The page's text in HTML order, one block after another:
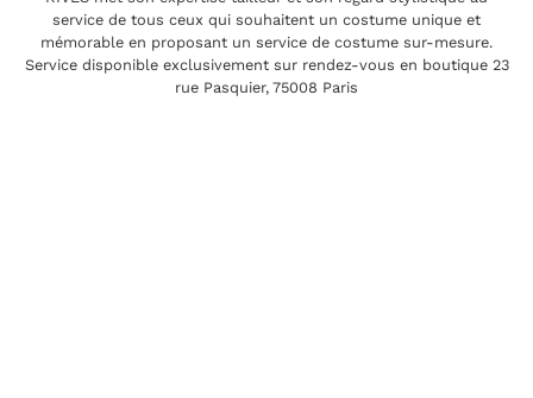
service de tous ceux qui souhaitent un costume unique et
mémorable en proposant un service de costume sur-mesure.
Service disponible exclusivement sur rendez-vous en boutique 23
rue Pasquier, 75008 Paris